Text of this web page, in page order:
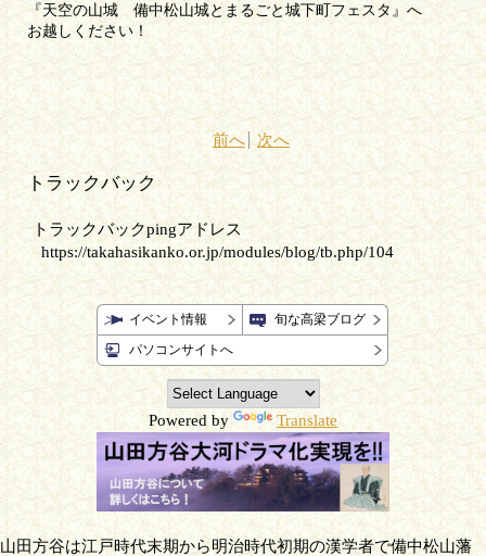
『天空の山城 備中松山城とまるごと城下町フェスタ』へ
お越しください！
前へ 次へ
トラックバック
トラックバックpingアドレス
https://takahasikanko.or.jp/modules/blog/tb.php/104
イベント情報
旬な高梁ブログ
パソコンサイトへ
Powered by Translate
山田方谷は江戸時代末期から明治時代初期の漢学者で備中松山藩